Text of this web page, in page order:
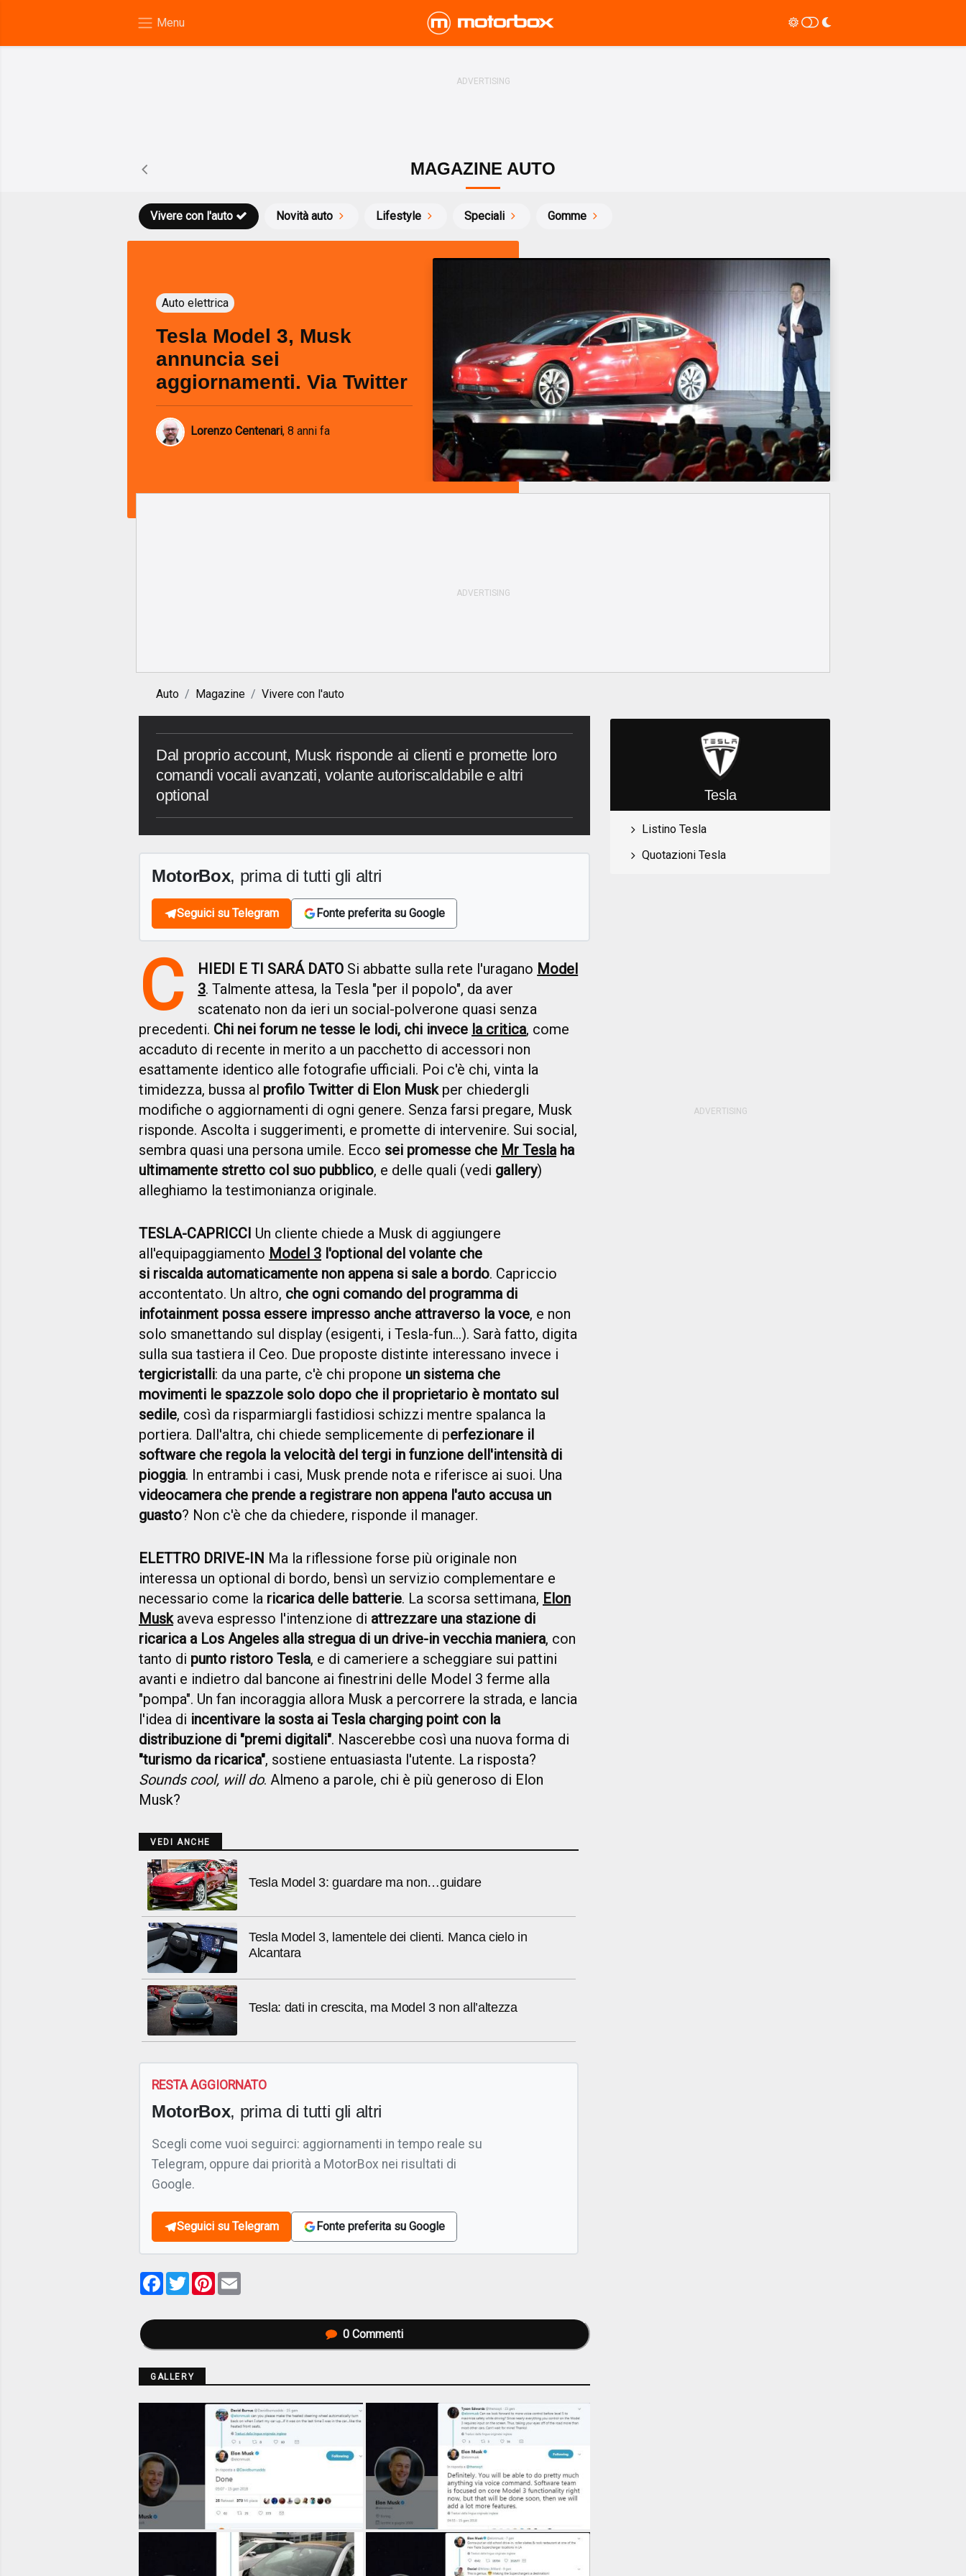
MAGAZINE AUTO
Novità auto
Vivere con l'auto Lifestyle Speciali Gomme
Auto elettrica
Tesla Model 3, Musk
annuncia sei
aggiornamenti. Via Twitter
Lorenzo Centenari, 8 anni fa
Auto Magazine Vivere con l'auto
Dal proprio account, Musk risponde ai clienti e promette loro
comandi vocali avanzati, volante autoriscaldabile e altri
optional
MotorBox, prima di tutti gli altri
Seguici su Telegram Fonte preferita su Google
C HIEDI E TI SARÁ DATO Si abbatte sulla rete l'uragano Model
3. Talmente attesa, la Tesla "per il popolo", da aver
scatenato non da ieri un social-polverone quasi senza
precedenti. Chi nei forum ne tesse le lodi, chi invece la critica, come
accaduto di recente in merito a un pacchetto di accessori non
esattamente identico alle fotografie ufficiali. Poi c'è chi, vinta la
timidezza, bussa al profilo Twitter di Elon Muskper chiedergli
modifiche o aggiornamenti di ogni genere. Senza farsi pregare, Musk
risponde. Ascolta i suggerimenti, e promette di intervenire. Sui social,
sembra quasi una persona umile. Ecco sei promesse che Mr Teslaha
ultimamente stretto col suo pubblico, e delle quali (vedi gallery)
alleghiamo la testimonianza originale.
TESLA-CAPRICCI Un cliente chiede a Musk di aggiungere
all'equipaggiamento Model 3 l'optional del volante che
si riscalda automaticamente non appena si sale a bordo. Capriccio
accontentato. Un altro, che ogni comando del programma di
infotainment possa essere impresso anche attraverso la voce, e non
solo smanettando sul display (esigenti, i Tesla-fun...). Sarà fatto, digita
sulla sua tastiera il Ceo. Due proposte distinte interessano invece i
tergicristalli: da una parte, c'è chi propone un sistema che
movimenti le spazzole solo dopo che il proprietario è montato sul
sedile, così da risparmiargli fastidiosi schizzi mentre spalanca la
portiera. Dall'altra, chi chiede semplicemente di perfezionare il
software che regola la velocità del tergi in funzione dell'intensità di
pioggia. In entrambi i casi, Musk prende nota e riferisce ai suoi. Una
videocamera che prende a registrare non appena l'auto accusa un
guasto? Non c'è che da chiedere, risponde il manager.
ELETTRO DRIVE-IN Ma la riflessione forse più originale non
interessa un optional di bordo, bensì un servizio complementare e
necessario come la ricarica delle batterie. La scorsa settimana, Elon
Muskaveva espresso l'intenzione di attrezzare una stazione di
ricarica a Los Angeles alla stregua di un drive-in vecchia maniera, con
tanto di punto ristoro Tesla, e di cameriere a scheggiare sui pattini
avanti e indietro dal bancone ai finestrini delle Model 3 ferme alla
"pompa". Un fan incoraggia allora Musk a percorrere la strada, e lancia
l'idea di incentivare la sosta ai Tesla charging point con la
distribuzione di "premi digitali". Nascerebbe così una nuova forma di
"turismo da ricarica", sostiene entuasiasta l'utente. La risposta?
Sounds cool, will do. Almeno a parole, chi è più generoso di Elon
Musk?
VEDI ANCHE
Tesla Model 3: guardare ma non…guidare
Tesla Model 3, lamentele dei clienti. Manca cielo in
Alcantara
Tesla: dati in crescita, ma Model 3 non all’altezza
RESTA AGGIORNATO
MotorBox, prima di tutti gli altri
Scegli come vuoi seguirci: aggiornamenti in tempo reale su
Telegram, oppure dai priorità a MotorBox nei risultati di
Google.
Seguici su Telegram Fonte preferita su Google
Facebook
TwitterPinterest
0 Commenti
GALLERY
Tesla
Listino Tesla
Quotazioni Tesla